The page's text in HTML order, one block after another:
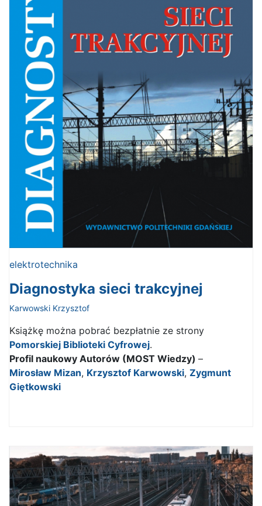
elektrotechnika
Diagnostyka sieci trakcyjnej
Karwowski Krzysztof
Książkę można pobrać bezpłatnie ze strony
Pomorskiej Biblioteki Cyfrowej.
Profil naukowy Autorów (MOST Wiedzy) –
Mirosław Mizan, Krzysztof Karwowski, Zygmunt
Giętkowski